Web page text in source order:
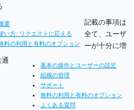
要
い方: リクエストに応える
料の利用と有料のオプション
通
基本の操作とユーザーの設定
組織の管理
サポート
無料の利用と有料のオプション
よくある質問
記載の事項は
全て、ユーザ
ーが十分に増